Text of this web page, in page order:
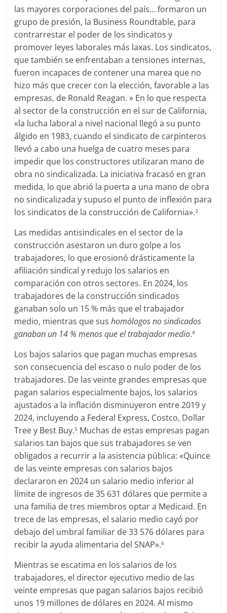
las mayores corporaciones del país… formaron un
grupo de presión, la Business Roundtable, para
contrarrestar el poder de los sindicatos y
promover leyes laborales más laxas. Los sindicatos,
que también se enfrentaban a tensiones internas,
fueron incapaces de contener una marea que no
hizo más que crecer con la elección, favorable a las
empresas, de Ronald Reagan. » En lo que respecta
al sector de la construcción en el sur de California,
«la lucha laboral a nivel nacional llegó a su punto
álgido en 1983, cuando el sindicato de carpinteros
llevó a cabo una huelga de cuatro meses para
impedir que los constructores utilizaran mano de
obra no sindicalizada. La iniciativa fracasó en gran
medida, lo que abrió la puerta a una mano de obra
no sindicalizada y supuso el punto de inflexión para
los sindicatos de la construcción de California».3
Las medidas antisindicales en el sector de la
construcción asestaron un duro golpe a los
trabajadores, lo que erosionó drásticamente la
afiliación sindical y redujo los salarios en
comparación con otros sectores. En 2024, los
trabajadores de la construcción sindicados
ganaban solo un 15 % más que el trabajador
medio, mientras que sushomólogos no sindicados
ganaban un 14 % menos que el trabajador medio.4
Los bajos salarios que pagan muchas empresas
son consecuencia del escaso o nulo poder de los
trabajadores. De las veinte grandes empresas que
pagan salarios especialmente bajos, los salarios
ajustados a la inflación disminuyeron entre 2019 y
2024, incluyendo a Federal Express, Costco, Dollar
Tree y Best Buy.5 Muchas de estas empresas pagan
salarios tan bajos que sus trabajadores se ven
obligados a recurrir a la asistencia pública: «Quince
de las veinte empresas con salarios bajos
declararon en 2024 un salario medio inferior al
límite de ingresos de 35 631 dólares que permite a
una familia de tres miembros optar a Medicaid. En
trece de las empresas, el salario medio cayó por
debajo del umbral familiar de 33 576 dólares para
recibir la ayuda alimentaria del SNAP».6
Mientras se escatima en los salarios de los
trabajadores, el director ejecutivo medio de las
veinte empresas que pagan salarios bajos recibió
unos 19 millones de dólares en 2024. Al mismo